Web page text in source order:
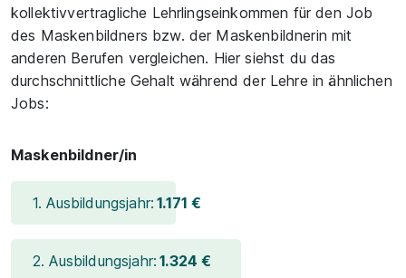
kollektivvertragliche Lehrlingseinkommen für den Job
des Maskenbildners bzw. der Maskenbildnerin mit
anderen Berufen vergleichen. Hier siehst du das
durchschnittliche Gehalt während der Lehre in ähnlichen
Jobs:
Maskenbildner/in
1. Ausbildungsjahr: 1.171 €
2. Ausbildungsjahr: 1.324 €